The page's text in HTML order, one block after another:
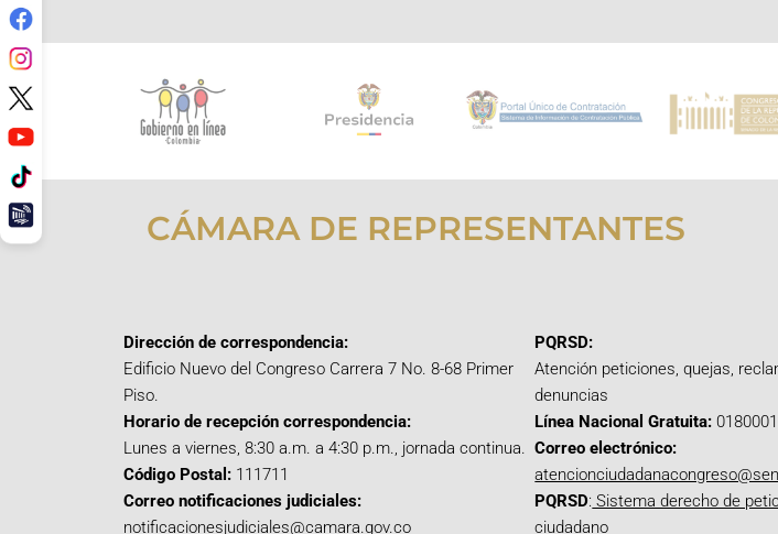
CÁMARA DE REPRESENTANTES
Dirección de correspondencia:
Edificio Nuevo del Congreso Carrera 7 No. 8-68 Primer
Piso.
Horario de recepción correspondencia:
Lunes a viernes, 8:30 a.m. a 4:30 p.m., jornada continua.
Código Postal: 111711
Correo notificaciones judiciales:
notificacionesjudiciales@camara.gov.co
PQRSD:
Atención peticiones, quejas,
denuncias
Línea Nacional Gratuita:
Correo electrónico:
PQRSD: Sistema derecho de
ciudadano